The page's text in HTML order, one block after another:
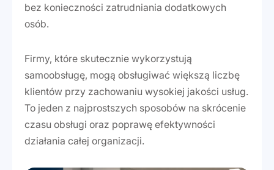
bez konieczności zatrudniania dodatkowych
osób.
Firmy, które skutecznie wykorzystują
samoobsługę, mogą obsługiwać większą liczbę
klientów przy zachowaniu wysokiej jakości usług.
To jeden z najprostszych sposobów na skrócenie
czasu obsługi oraz poprawę efektywności
działania całej organizacji.